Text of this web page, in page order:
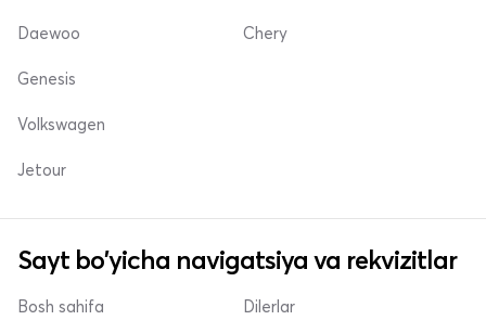
Daewoo Chery
Genesis
Volkswagen
Jetour
Sayt bo'yicha navigatsiya va rekvizitlar
Bosh sahifa Dilerlar